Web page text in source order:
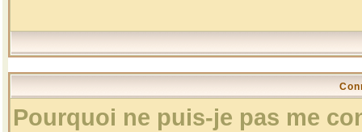
Pourquoi ne puis-je pas me